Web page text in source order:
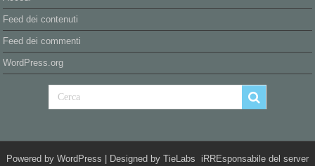
Feed dei contenuti
Feed dei commenti
WordPress.org
Powered by WordPress | Designed by TieLabs iRREsponsabile del server